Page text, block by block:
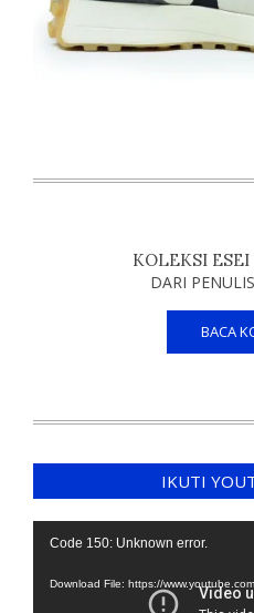
KOLEKSI
DARI
BACA
IKUTI
Video
Code 150: Unknown error.
Download File: https://